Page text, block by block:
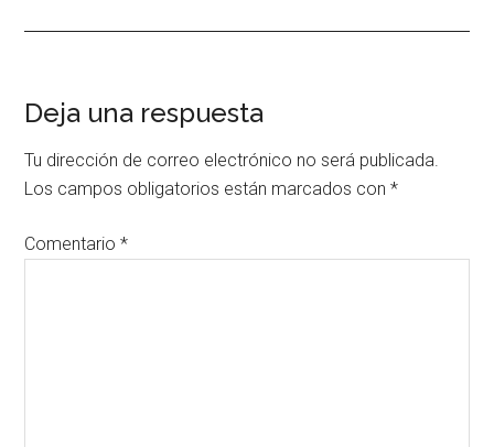
Interacciones
con
los
lectores
Deja una respuesta
Tu dirección de correo electrónico no será publicada.
Los campos obligatorios están marcados con*
Comentario*